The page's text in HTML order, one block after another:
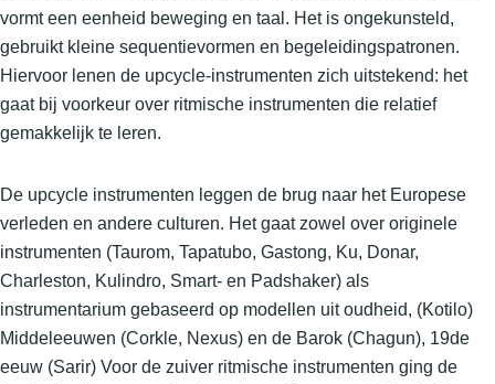
vormt een eenheid beweging en taal. Het is ongekunsteld,
gebruikt kleine sequentievormen en begeleidingspatronen.
Hiervoor lenen de upcycle-instrumenten zich uitstekend: het
gaat bij voorkeur over ritmische instrumenten die relatief
gemakkelijk te leren.
De upcycle instrumenten leggen de brug naar het Europese
verleden en andere culturen. Het gaat zowel over originele
instrumenten (Taurom, Tapatubo, Gastong, Ku, Donar,
Charleston, Kulindro, Smart- en Padshaker) als
instrumentarium gebaseerd op modellen uit oudheid, (Kotilo)
Middeleeuwen (Corkle, Nexus) en de Barok (Chagun), 19de
eeuw (Sarir) Voor de zuiver ritmische instrumenten ging de